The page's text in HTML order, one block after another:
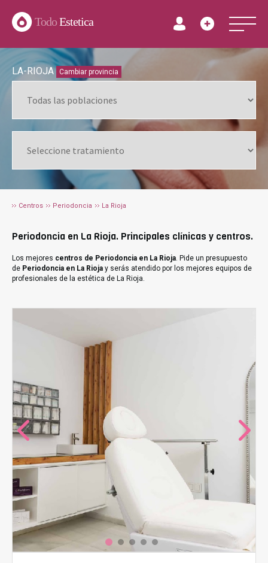
TodoEstetica
LA-RIOJA Cambiar provincia
Centros Periodoncia La Rioja
Periodoncia en La Rioja. Principales clínicas y centros.
Los mejores centros de Periodoncia en La Rioja. Pide un presupuesto
de Periodoncia en La Rioja y serás atendido por los mejores equipos de
profesionales de la estética de La Rioja.